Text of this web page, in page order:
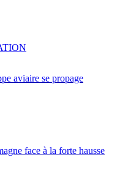
aviaire se propage
face à la forte hausse